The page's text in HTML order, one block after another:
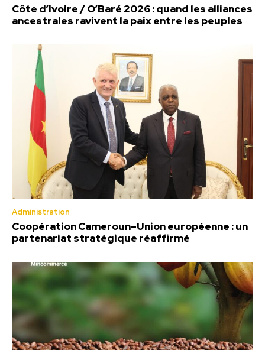
Côte d’Ivoire / O’Baré 2026 : quand les alliances
ancestrales ravivent la paix entre les peuples
Administration
Coopération Cameroun–Union européenne : un
partenariat stratégique réaffirmé